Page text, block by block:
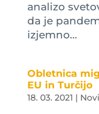
analizo
da je
izjemno...
Obletnica
EU in Turčijo
18. 03. 2021 |